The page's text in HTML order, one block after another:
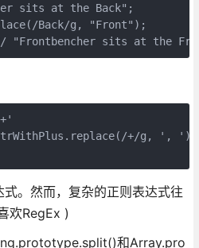
sits at the Back";
Back/g, "Front");
"Frontbencher sits at the
strWithPlus.replace(/+/g, ', ')
。然而，复杂的正则表达式往
欢RegEx )
和Array.pro